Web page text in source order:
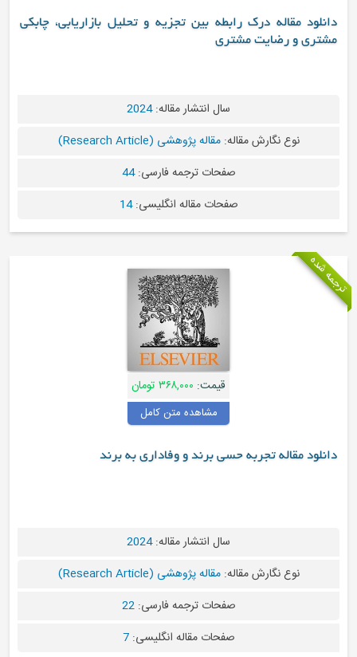
دانلود مقاله درک رابطه بین تجزیه و تحلیل بازاریابی، چابکی
مشتری و رضایت مشتری
سال انتشار مقاله:2024
نوع نگارش مقاله:مقاله پژوهشی (Research Article)
صفحات ترجمه فارسی:44
صفحات مقاله انگلیسی:14
ترجمه شده
قیمت: ۳۶۸,۰۰۰ تومان
مشاهده متن کامل
دانلود مقاله تجربه حسی برند و وفاداری به برند
سال انتشار مقاله:2024
نوع نگارش مقاله:مقاله پژوهشی (Research Article)
صفحات ترجمه فارسی:22
صفحات مقاله انگلیسی:7